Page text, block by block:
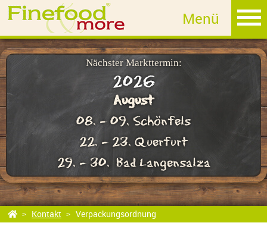
MET
Fruchtlikör
Edelbrand
Rum
Essig
Öl
Salz
Nächster Markttermin:
2026
August
08. - 09. Schönfels
22. - 23. Querfurt
29. - 30. Bad Langensalza
Kontakt Verpackungsordnung